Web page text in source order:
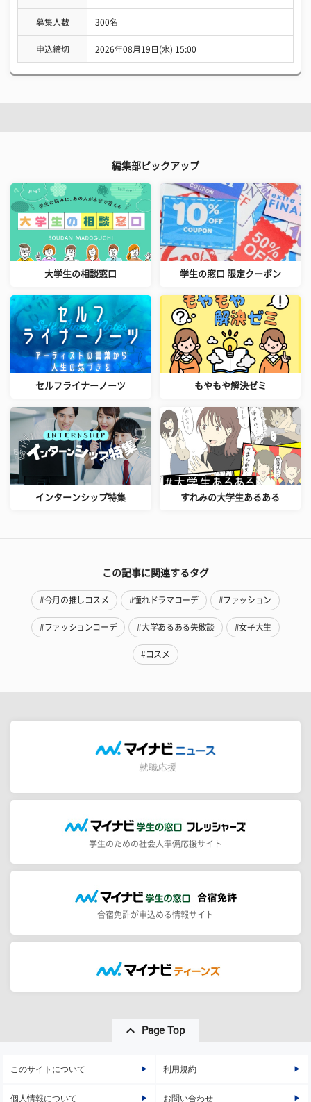
募集人数 300名
申込締切 2026年08月19日(水) 15:00
編集部ピックアップ
大学生の相談窓口 学生の窓口 限定クーポン
セルフライナーノーツ もやもや解決ゼミ
インターンシップ特集 すれみの大学生あるある
この記事に関連するタグ
#今月の推しコスメ #憧れドラマコーデ #ファッション
#ファッションコーデ #大学あるある失敗談 #女子大生
#コスメ
学生のための社会人準備応援サイト
合宿免許が申込める情報サイト
Page Top
このサイトについて 利用規約
個人情報について お問い合わせ